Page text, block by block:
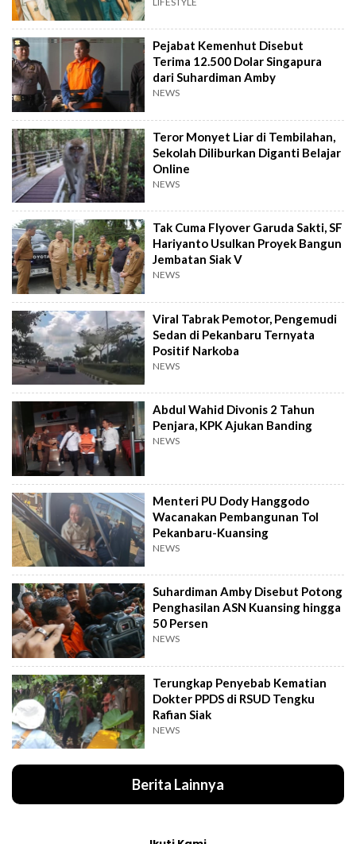
Pejabat Kemenhut Disebut
Terima 12.500 Dolar Singapura
dari Suhardiman Amby
NEWS
Teror Monyet Liar di Tembilahan,
Sekolah Diliburkan Diganti Belajar
Online
NEWS
Tak Cuma Flyover Garuda Sakti, SF
Hariyanto Usulkan Proyek Bangun
Jembatan Siak V
NEWS
Viral Tabrak Pemotor, Pengemudi
Sedan di Pekanbaru Ternyata
Positif Narkoba
NEWS
Abdul Wahid Divonis 2 Tahun
Penjara, KPK Ajukan Banding
NEWS
Menteri PU Dody Hanggodo
Wacanakan Pembangunan Tol
Pekanbaru-Kuansing
NEWS
Suhardiman Amby Disebut Potong
Penghasilan ASN Kuansing hingga
50 Persen
NEWS
Terungkap Penyebab Kematian
Dokter PPDS di RSUD Tengku
Rafian Siak
NEWS
Berita Lainnya